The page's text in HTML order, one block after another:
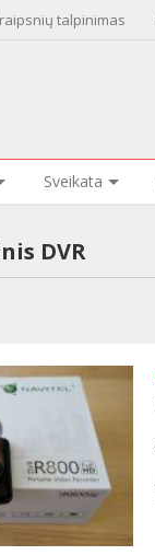
talpinimas
Sveikata
DVR